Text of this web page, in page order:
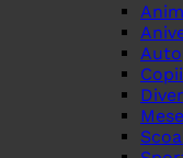
Auto
Copii